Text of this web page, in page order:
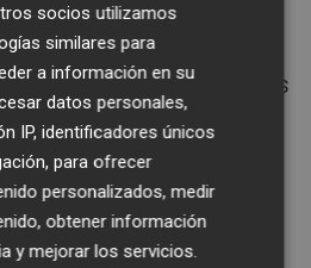
garantizar el
todos y todas las
a aquellos y aquellas
no puedan
de la CADPV tras
de la iniciativa.
abierta a todo el
socios utilizamos
similares para
a información en su
datos personales,
IP, identificadores únicos
para ofrecer
personalizados, medir
obtener información
y mejorar los servicios.